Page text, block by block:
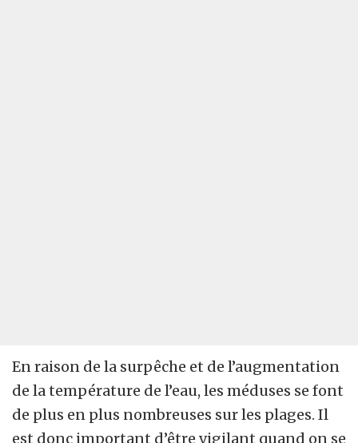
En raison de la surpêche et de l’augmentation
de la température de l’eau, les méduses se font
de plus en plus nombreuses sur les plages. Il
est donc important d’être vigilant quand on se